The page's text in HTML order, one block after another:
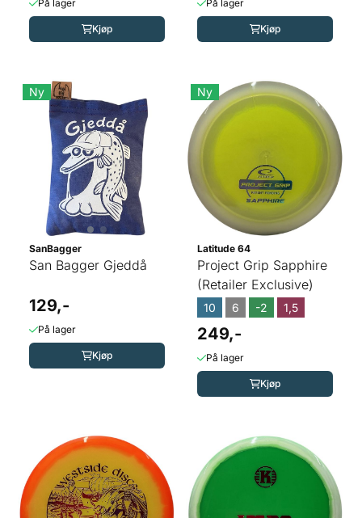
På lager
Kjøp
På lager
Kjøp
Ny
SanBagger
San Bagger Gjeddå
129,-
På lager
Kjøp
Ny
Latitude 64
Project Grip Sapphire
(Retailer Exclusive)
10 6 -2 1,5
249,-
På lager
Kjøp